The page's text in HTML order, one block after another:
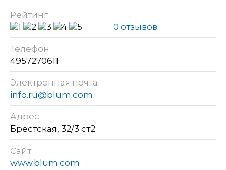
Рейтинг
0 отзывов
Телефон
4957270611
Электронная почта
info.ru@blum.com
Адрес
Брестская, 32/3 ст2
Сайт
www.blum.com